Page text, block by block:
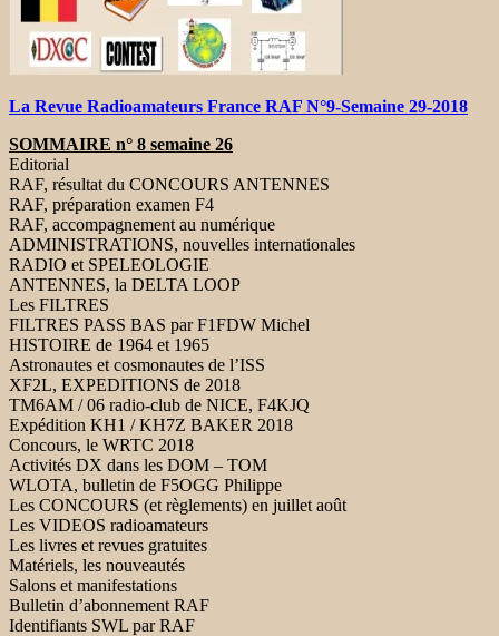
La Revue Radioamateurs France RAF N°9-Semaine 29-2018
SOMMAIRE n° 8 semaine 26
Editorial
RAF, résultat du CONCOURS ANTENNES
RAF, préparation examen F4
RAF, accompagnement au numérique
ADMINISTRATIONS, nouvelles internationales
RADIO et SPELEOLOGIE
ANTENNES, la DELTA LOOP
Les FILTRES
FILTRES PASS BAS par F1FDW Michel
HISTOIRE de 1964 et 1965
Astronautes et cosmonautes de l’ISS
XF2L, EXPEDITIONS de 2018
TM6AM / 06 radio-club de NICE, F4KJQ
Expédition KH1 / KH7Z BAKER 2018
Concours, le WRTC 2018
Activités DX dans les DOM – TOM
WLOTA, bulletin de F5OGG Philippe
Les CONCOURS (et règlements) en juillet août
Les VIDEOS radioamateurs
Les livres et revues gratuites
Matériels, les nouveautés
Salons et manifestations
Bulletin d’abonnement RAF
Identifiants SWL par RAF